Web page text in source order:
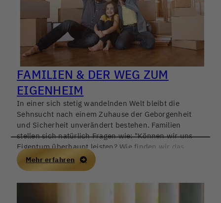
FAMILIEN & DER WEG ZUM
EIGENHEIM
In einer sich stetig wandelnden Welt bleibt die
Sehnsucht nach einem Zuhause der Geborgenheit
und Sicherheit unverändert bestehen. Familien
stellen sich natürlich Fragen wie: "Können wir uns
Eigentum überhaupt leisten? Wie finden wir das
perfekte Haus für uns? Welches Lebensmodell wollen
wir für den Rest unseres Lebens verfolgen?" Fühlen
Mehr erfahren